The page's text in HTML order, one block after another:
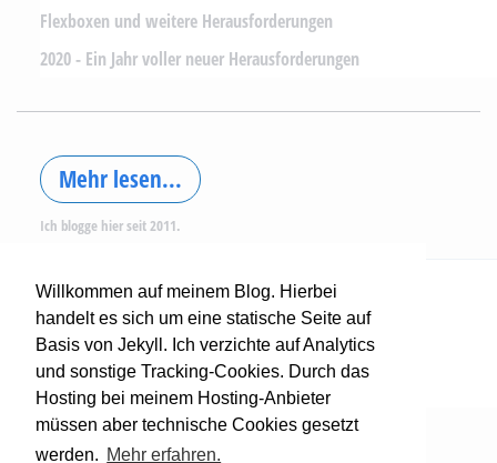
Willkommen auf meinem Blog. Hierbei
handelt es sich um eine statische Seite auf
Basis von Jekyll. Ich verzichte auf Analytics
und sonstige Tracking-Cookies. Durch das
Hosting bei meinem Hosting-Anbieter
müssen aber technische Cookies gesetzt
werden. Mehr erfahren.
Flexboxen und weitere Herausforderungen
2020 - Ein Jahr voller neuer Herausforderungen
Mehr lesen...
Ich blogge hier seit 2011.
Über mich
Datenschutz
Impressum
RSS-Feed